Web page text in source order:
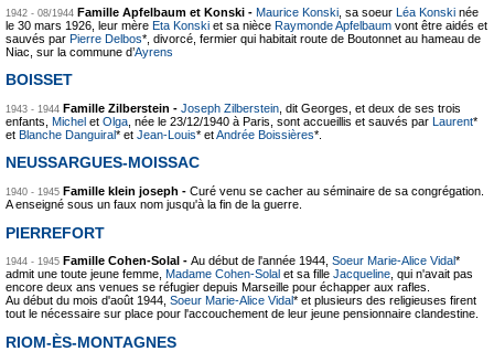
1942 - 08/1944 Famille Apfelbaum et Konski - Maurice Konski , sa soeur Léa Konski née
le 30 mars 1926, leur mère Eta Konski et sa nièce Raymonde Apfelbaum vont être aidés et
sauvés par Pierre Delbos*, divorcé, fermier qui habitait route de Boutonnet au hameau de
Niac, sur la commune d’Ayrens
BOISSET
1943 - 1944 Famille Zilberstein - Joseph Zilberstein , dit Georges, et deux de ses trois
enfants, Michel et Olga , née le 23/12/1940 à Paris, sont accueillis et sauvés par Laurent*
et Blanche Danguiral* et Jean-Louis* etAndrée Boissières*.
NEUSSARGUES-MOISSAC
1940 - 1945 Famille klein joseph - Curé venu se cacher au séminaire de sa congrégation.
A enseigné sous un faux nom jusqu'à la fin de la guerre.
PIERREFORT
1944 - 1945 Famille Cohen-Solal - Au début de l'année 1944, Soeur Marie-Alice Vidal*
admit une toute jeune femme, Madame Cohen-Solal et sa fille Jacqueline , qui n'avait pas
encore deux ans venues se réfugier depuis Marseille pour échapper aux rafles.
Au début du mois d'août 1944, Soeur Marie-Alice Vidal* et plusieurs des religieuses firent
tout le nécessaire sur place pour l'accouchement de leur jeune pensionnaire clandestine.
RIOM-ÈS-MONTAGNES